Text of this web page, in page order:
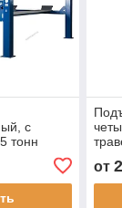
c
тонн
от